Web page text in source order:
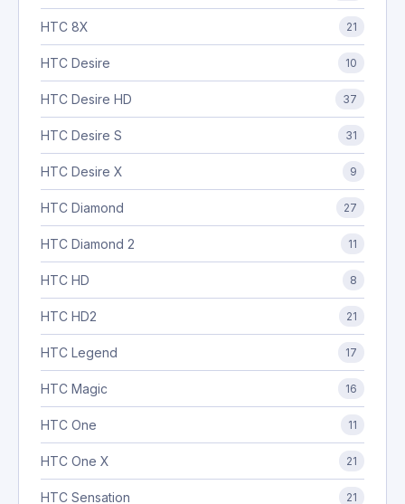
HTC 8X 21
HTC Desire 10
HTC Desire HD 37
HTC Desire S 31
HTC Desire X 9
HTC Diamond 27
HTC Diamond 2 11
HTC HD 8
HTC HD2 21
HTC Legend 17
HTC Magic 16
HTC One 11
HTC One X 21
HTC Sensation 21